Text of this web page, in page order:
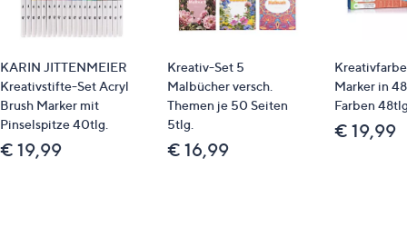
KARIN JITTENMEIER
Kreativstifte-Set Acryl
Brush Marker mit
Pinselspitze 40tlg.
€ 19,99
Kreativ-Set 5
Malbücher versch.
Themen je 50 Seiten
5tlg.
€ 16,99
Marker in
Farben
€ 19,99